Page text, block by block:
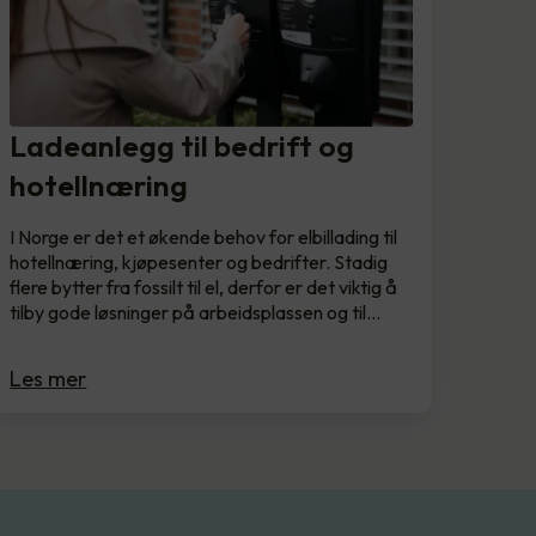
Ladeanlegg til bedrift og
hotellnæring
I Norge er det et økende behov for elbillading til
hotellnæring, kjøpesenter og bedrifter. Stadig
flere bytter fra fossilt til el, derfor er det viktig å
tilby gode løsninger på arbeidsplassen og til…
Les mer